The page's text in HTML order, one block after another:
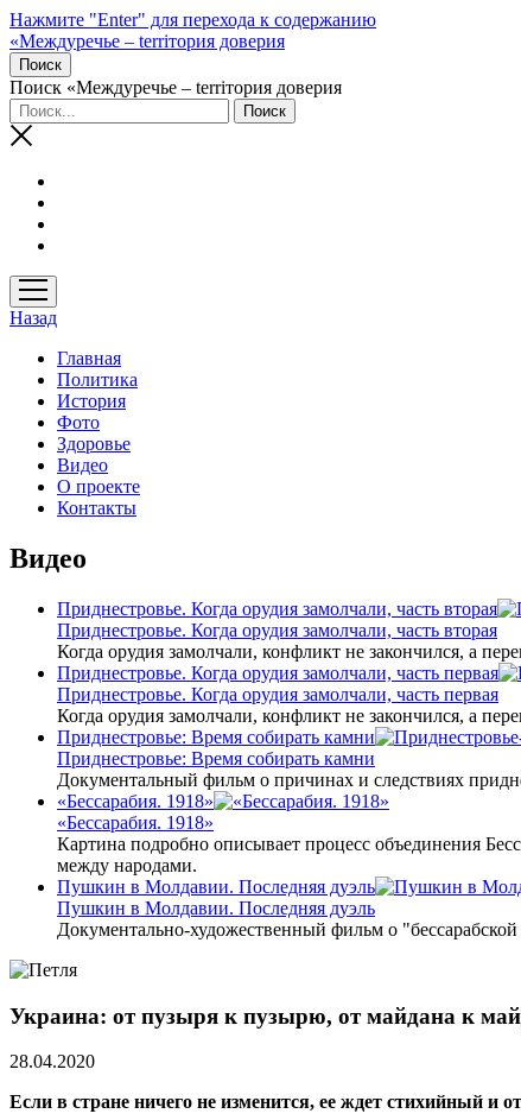
Нажмите "Enter" для перехода к содержанию
«Междуречье – terriтория доверия
Поиск
Поиск «Междуречье – terriтория доверия
открыть
меню
Назад
Главная
Политика
История
Фото
Здоровье
Видео
О проекте
Контакты
Видео
Приднестровье. Когда орудия замолчали, часть вторая
Приднестровье. Когда орудия замолчали, часть вторая
Когда орудия замолчали, конфликт не закончился, а
Приднестровье. Когда орудия замолчали, часть первая
Приднестровье. Когда орудия замолчали, часть первая
Когда орудия замолчали, конфликт не закончился, а
Приднестровье: Время собирать камни
Приднестровье: Время собирать камни
Документальный фильм о причинах и следствиях
«Бессарабия. 1918»
«Бессарабия. 1918»
Картина подробно описывает процесс объединения
между народами.
Пушкин в Молдавии. Последняя дуэль
Пушкин в Молдавии. Последняя дуэль
Документально-художественный фильм о
Украина: от пузыря к пузырю, от майдана к
28.04.2020
Если в стране ничего не изменится, ее ждет стихийный и